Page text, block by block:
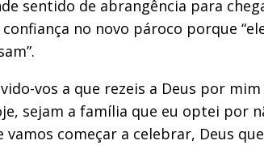
sentido de abrangência para
no novo pároco porque
vos a que rezeis a Deus por
sejam a família que eu optei por
começar a celebrar, Deus